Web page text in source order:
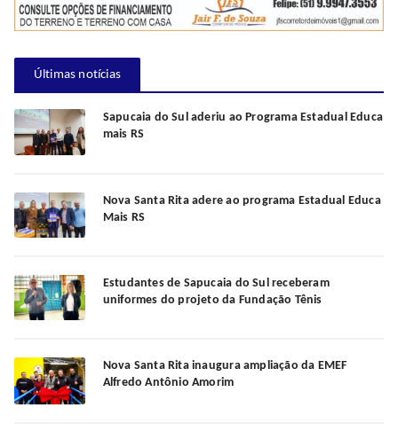
Últimas notícias
Sapucaia do Sul aderiu ao Programa Estadual Educa
mais RS
Nova Santa Rita adere ao programa Estadual Educa
Mais RS
Estudantes de Sapucaia do Sul receberam
uniformes do projeto da Fundação Tênis
Nova Santa Rita inaugura ampliação da EMEF
Alfredo Antônio Amorim